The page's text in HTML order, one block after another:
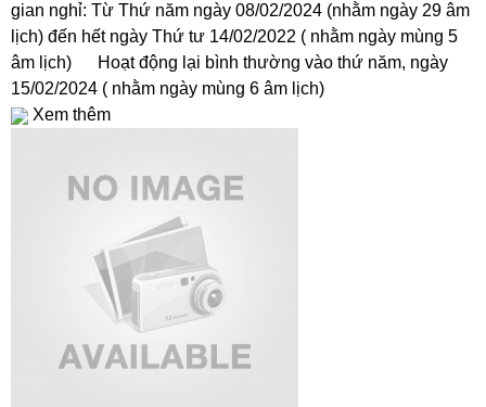
gian nghỉ: Từ Thứ năm ngày 08/02/2024 (nhằm ngày 29 âm
lịch) đến hết ngày Thứ tư 14/02/2022 ( nhằm ngày mùng 5
âm lịch) Hoạt động lại bình thường vào thứ năm, ngày
15/02/2024 ( nhằm ngày mùng 6 âm lịch)
Xem thêm